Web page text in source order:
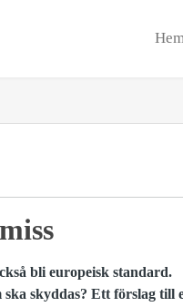
Hem
bli europeisk standard.
skyddas? Ett förslag till